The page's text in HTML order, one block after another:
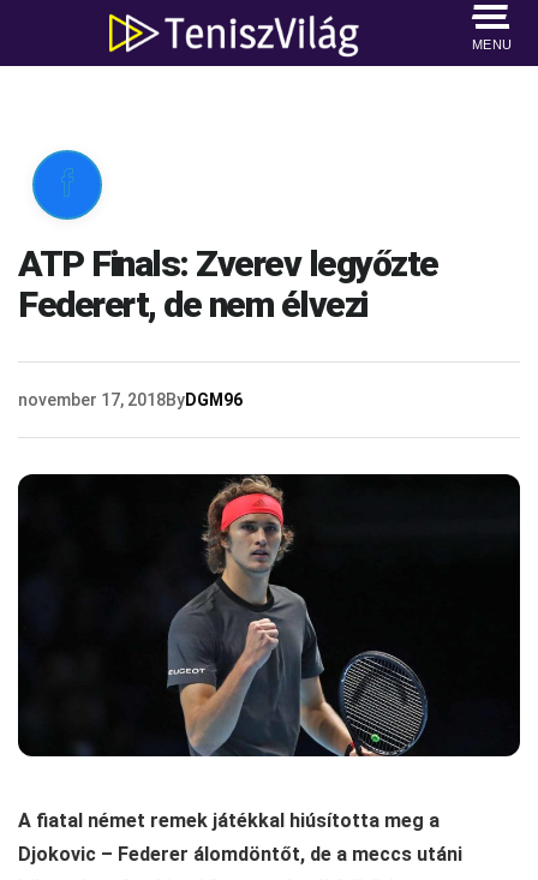
MENU

ATP Finals: Zverev legyőzte
Federert, de nem élvezi
november 17, 2018ByDGM96
A fiatal német remek játékkal hiúsította meg a
Djokovic – Federer álomdöntőt, de a meccs utáni